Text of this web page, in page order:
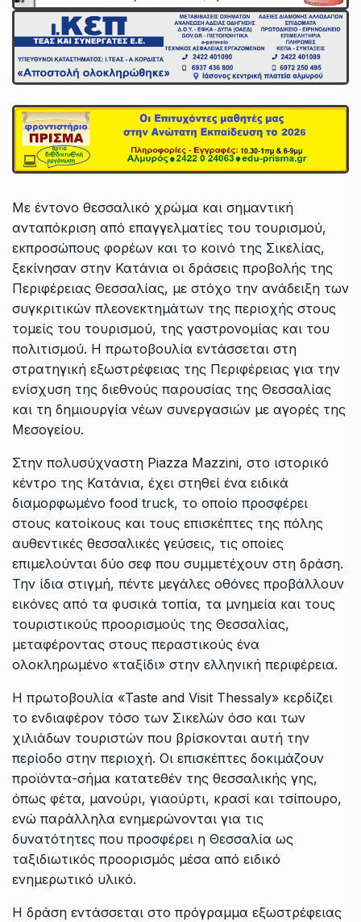
Με έντονο θεσσαλικό χρώμα και σημαντική
ανταπόκριση από επαγγελματίες του τουρισμού,
εκπροσώπους φορέων και το κοινό της Σικελίας,
ξεκίνησαν στην Κατάνια οι δράσεις προβολής της
Περιφέρειας Θεσσαλίας, με στόχο την ανάδειξη των
συγκριτικών πλεονεκτημάτων της περιοχής στους
τομείς του τουρισμού, της γαστρονομίας και του
πολιτισμού. Η πρωτοβουλία εντάσσεται στη
στρατηγική εξωστρέφειας της Περιφέρειας για την
ενίσχυση της διεθνούς παρουσίας της Θεσσαλίας
και τη δημιουργία νέων συνεργασιών με αγορές της
Μεσογείου.
Στην πολυσύχναστη Piazza Mazzini, στο ιστορικό
κέντρο της Κατάνια, έχει στηθεί ένα ειδικά
διαμορφωμένο food truck, το οποίο προσφέρει
στους κατοίκους και τους επισκέπτες της πόλης
αυθεντικές θεσσαλικές γεύσεις, τις οποίες
επιμελούνται δύο σεφ που συμμετέχουν στη δράση.
Την ίδια στιγμή, πέντε μεγάλες οθόνες προβάλλουν
εικόνες από τα φυσικά τοπία, τα μνημεία και τους
τουριστικούς προορισμούς της Θεσσαλίας,
μεταφέροντας στους περαστικούς ένα
ολοκληρωμένο «ταξίδι» στην ελληνική περιφέρεια.
Η πρωτοβουλία «Taste and Visit Thessaly» κερδίζει
το ενδιαφέρον τόσο των Σικελών όσο και των
χιλιάδων τουριστών που βρίσκονται αυτή την
περίοδο στην περιοχή. Οι επισκέπτες δοκιμάζουν
προϊόντα-σήμα κατατεθέν της θεσσαλικής γης,
όπως φέτα, μανούρι, γιαούρτι, κρασί και τσίπουρο,
ενώ παράλληλα ενημερώνονται για τις
δυνατότητες που προσφέρει η Θεσσαλία ως
ταξιδιωτικός προορισμός μέσα από ειδικό
ενημερωτικό υλικό.
Η δράση εντάσσεται στο πρόγραμμα εξωστρέφειας